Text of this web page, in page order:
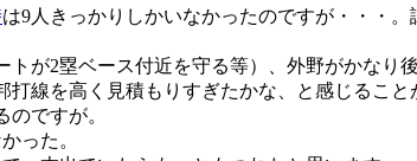
は9人きっかりしかいなかったのですが・・・
が2塁ベース付近を守る等）、外野がかな
線を高く見積もりすぎたかな、と感じること
ですが。
った。